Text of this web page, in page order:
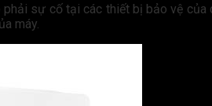
sự cố tại các thiết bị bảo vệ
máy.